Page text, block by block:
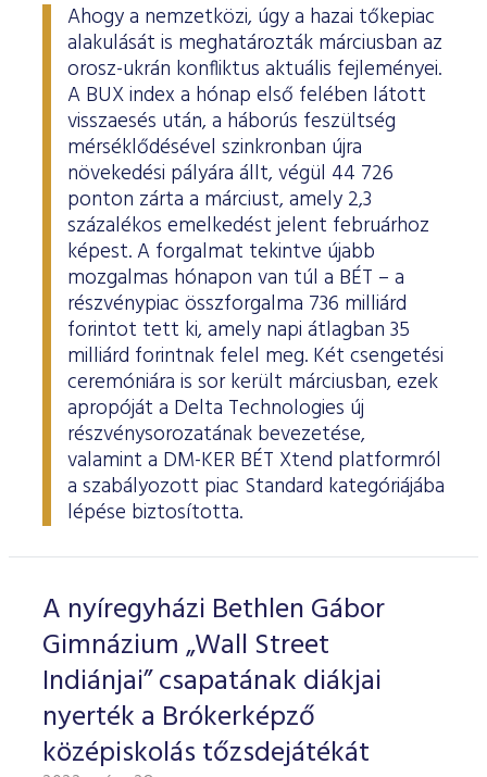
Ahogy a nemzetközi, úgy a hazai tőkepiac
alakulását is meghatározták márciusban az
orosz-ukrán konfliktus aktuális fejleményei.
A BUX index a hónap első felében látott
visszaesés után, a háborús feszültség
mérséklődésével szinkronban újra
növekedési pályára állt, végül 44 726
ponton zárta a márciust, amely 2,3
százalékos emelkedést jelent februárhoz
képest. A forgalmat tekintve újabb
mozgalmas hónapon van túl a BÉT – a
részvénypiac összforgalma 736 milliárd
forintot tett ki, amely napi átlagban 35
milliárd forintnak felel meg. Két csengetési
ceremóniára is sor került márciusban, ezek
apropóját a Delta Technologies új
részvénysorozatának bevezetése,
valamint a DM-KER BÉT Xtend platformról
a szabályozott piac Standard kategóriájába
lépése biztosította.
A nyíregyházi Bethlen Gábor
Gimnázium „Wall Street
Indiánjai” csapatának diákjai
nyerték a Brókerképző
középiskolás tőzsdejátékát